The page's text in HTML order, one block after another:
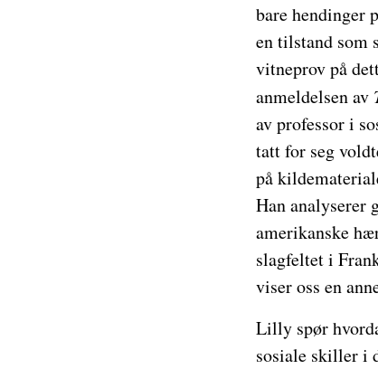
bare hendinger
en tilstand som
vitneprov på
anmeldelsen av
av professor i
tatt for seg
på
Han analyserer
amerikanske
slagfeltet i
viser oss en
Lilly spør
sosiale skiller i